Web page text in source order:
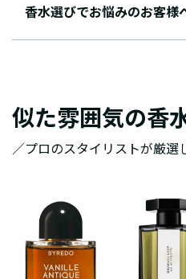
香水選びでお悩みのお客様
似た雰囲気の香
／プロのスタイリストが厳選